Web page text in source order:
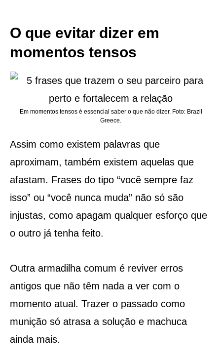
O que evitar dizer em
momentos tensos
Em momentos tensos é essencial saber o que não dizer. Foto: Brazil
Greece.
Assim como existem palavras que
aproximam, também existem aquelas que
afastam. Frases do tipo “você sempre faz
isso” ou “você nunca muda” não só são
injustas, como apagam qualquer esforço que
o outro já tenha feito.
Outra armadilha comum é reviver erros
antigos que não têm nada a ver com o
momento atual. Trazer o passado como
munição só atrasa a solução e machuca
ainda mais.